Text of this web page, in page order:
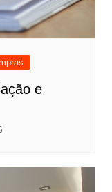
e